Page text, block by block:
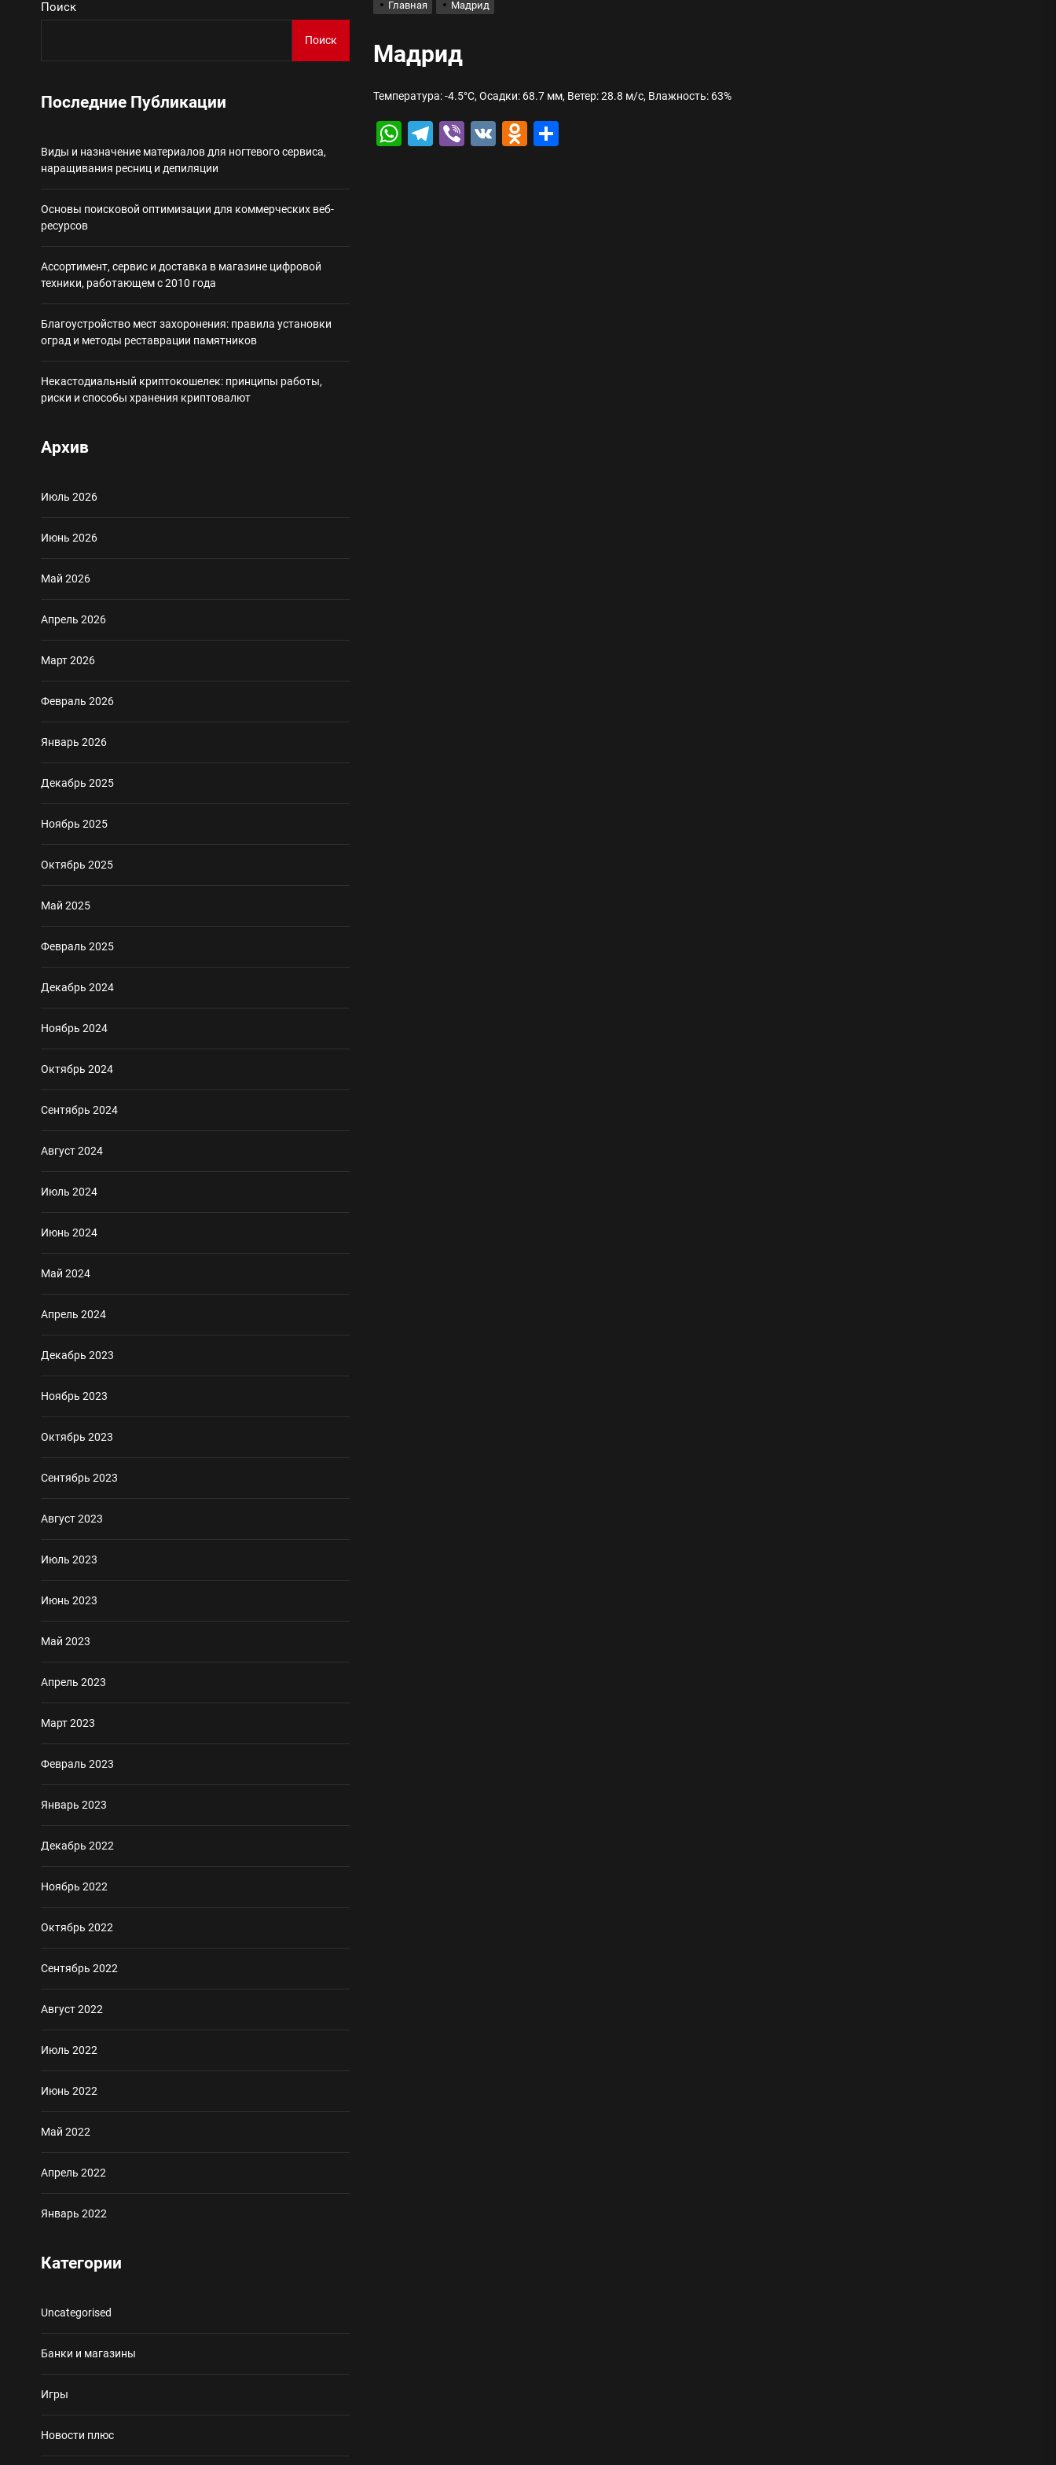
Ассортимент, сервис и доставка в магазине цифровой техники, работающем с 2010 года
Некастодиальный криптокошелек: принципы работы, риски и способы хранения криптовалют
Главная Мадрид
Мадрид
Температура: -4.5°C, Осадки: 68.7 мм, Ветер: 28.8 м/с, Влажность: 63%
WhatsApp
Telegram
Viber
VK Odnoklassniki
Поиск
Поиск
Последние Публикации
Виды и назначение материалов для ногтевого сервиса,
наращивания ресниц и депиляции
Основы поисковой оптимизации для коммерческих веб-
ресурсов
Ассортимент, сервис и доставка в магазине цифровой
техники, работающем с 2010 года
Благоустройство мест захоронения: правила установки
оград и методы реставрации памятников
Некастодиальный криптокошелек: принципы работы,
риски и способы хранения криптовалют
Архив
Июль 2026
Июнь 2026
Май 2026
Апрель 2026
Март 2026
Февраль 2026
Январь 2026
Декабрь 2025
Ноябрь 2025
Октябрь 2025
Май 2025
Февраль 2025
Декабрь 2024
Ноябрь 2024
Октябрь 2024
Сентябрь 2024
Август 2024
Июль 2024
Июнь 2024
Май 2024
Апрель 2024
Декабрь 2023
Ноябрь 2023
Октябрь 2023
Сентябрь 2023
Август 2023
Июль 2023
Июнь 2023
Май 2023
Апрель 2023
Март 2023
Февраль 2023
Январь 2023
Декабрь 2022
Ноябрь 2022
Октябрь 2022
Сентябрь 2022
Август 2022
Июль 2022
Июнь 2022
Май 2022
Апрель 2022
Январь 2022
Категории
Uncategorised
Банки и магазины
Игры
Новости плюс